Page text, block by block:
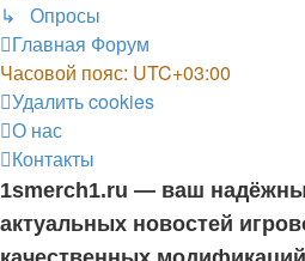
↳ Опросы
Главная Форум
Часовой пояс: UTC+03:00
Удалить cookies
О нас
Контакты
1smerch1.ru — ваш
актуальных новостей